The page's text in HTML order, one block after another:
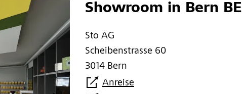
Showroom in Bern BE
Sto AG
Scheibenstrasse 60
3014 Bern
Anreise